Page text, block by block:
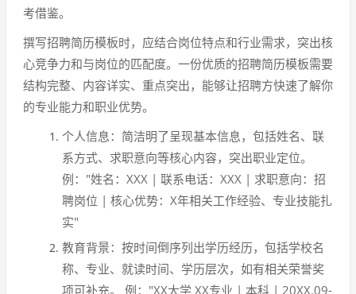
考借鉴。
撰写招聘简历模板时，应结合岗位特点和行业需求，突出核
心竞争力和与岗位的匹配度。一份优质的招聘简历模板需要
结构完整、内容详实、重点突出，能够让招聘方快速了解你
的专业能力和职业优势。
个人信息：简洁明了呈现基本信息，包括姓名、联
系方式、求职意向等核心内容，突出职业定位。
例："姓名：XXX | 联系电话：XXX | 求职意向：招
聘岗位 | 核心优势：X年相关工作经验、专业技能扎
实"
教育背景：按时间倒序列出学历经历，包括学校名
称、专业、就读时间、学历层次，如有相关荣誉奖
项可补充。 例："XX大学 XX专业 | 本科 | 20XX.09-